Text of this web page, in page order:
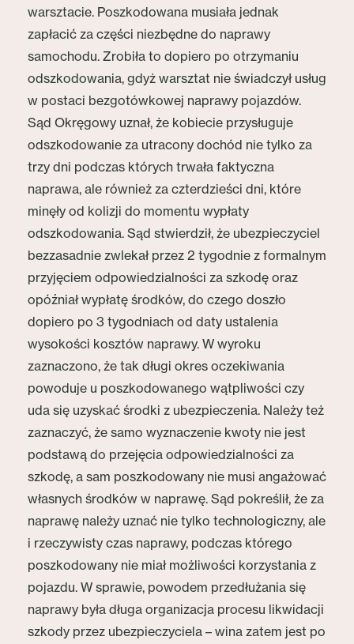
warsztacie. Poszkodowana musiała jednak
zapłacić za części niezbędne do naprawy
samochodu. Zrobiła to dopiero po otrzymaniu
odszkodowania, gdyż warsztat nie świadczył usług
w postaci bezgotówkowej naprawy pojazdów.
Sąd Okręgowy uznał, że kobiecie przysługuje
odszkodowanie za utracony dochód nie tylko za
trzy dni podczas których trwała faktyczna
naprawa, ale również za czterdzieści dni, które
minęły od kolizji do momentu wypłaty
odszkodowania. Sąd stwierdził, że ubezpieczyciel
bezzasadnie zwlekał przez 2 tygodnie z formalnym
przyjęciem odpowiedzialności za szkodę oraz
opóźniał wypłatę środków, do czego doszło
dopiero po 3 tygodniach od daty ustalenia
wysokości kosztów naprawy. W wyroku
zaznaczono, że tak długi okres oczekiwania
powoduje u poszkodowanego wątpliwości czy
uda się uzyskać środki z ubezpieczenia. Należy też
zaznaczyć, że samo wyznaczenie kwoty nie jest
podstawą do przejęcia odpowiedzialności za
szkodę, a sam poszkodowany nie musi angażować
własnych środków w naprawę. Sąd pokreślił, że za
naprawę należy uznać nie tylko technologiczny, ale
i rzeczywisty czas naprawy, podczas którego
poszkodowany nie miał możliwości korzystania z
pojazdu. W sprawie, powodem przedłużania się
naprawy była długa organizacja procesu likwidacji
szkody przez ubezpieczyciela – wina zatem jest po